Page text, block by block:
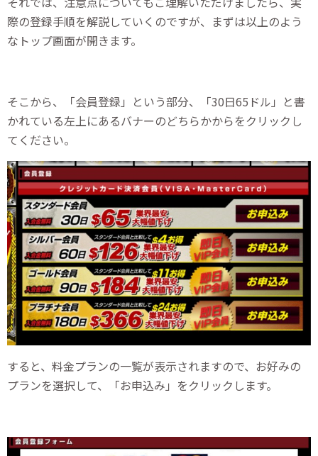
際の登録手順を解説していくのですが、まずは以上のよう
なトップ画面が開きます。
そこから、「会員登録」という部分、「30日65ドル」と書
かれている左上にあるバナーのどちらかからをクリックし
てください。
すると、料金プランの一覧が表示されますので、お好みの
プランを選択して、「お申込み」をクリックします。